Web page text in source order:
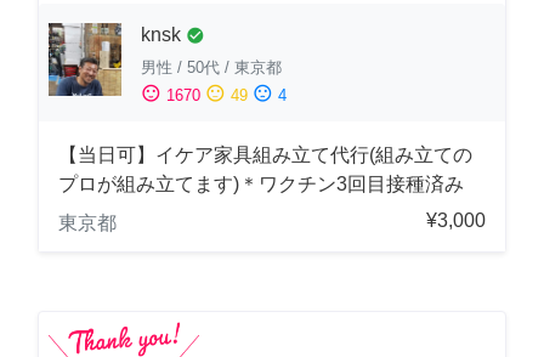
knsk check_circle
男性 / 50代 / 東京都
sentiment_satisfied 1670 sentiment_neutral 49 sentiment_dissatisfied 4
【当日可】イケア家具組み立て代行(組み立ての
プロが組み立てます)＊ワクチン3回目接種済み
東京都
¥3,000